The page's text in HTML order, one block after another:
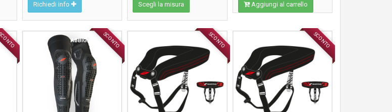
Richiedi info Scegli la misura Aggiungi al carrello
SCONTO
ABBIGLIAMENTO SCONTO
ABBIGLIAMENTO SCONTO
ABBIGLIAMENTO